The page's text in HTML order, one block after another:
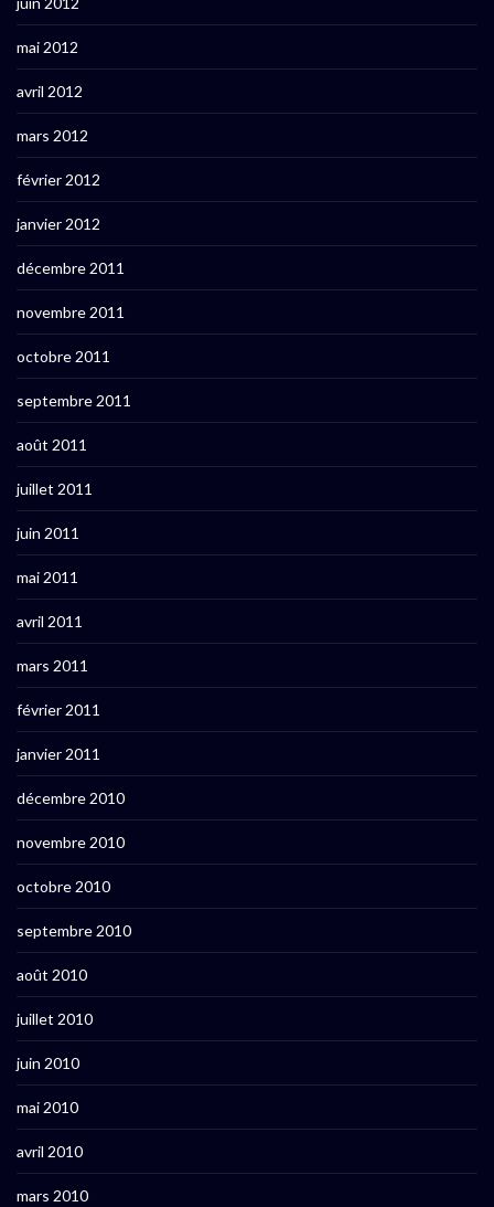
mai 2012
avril 2012
mars 2012
février 2012
janvier 2012
décembre 2011
novembre 2011
octobre 2011
septembre 2011
août 2011
juillet 2011
juin 2011
mai 2011
avril 2011
mars 2011
février 2011
janvier 2011
décembre 2010
novembre 2010
octobre 2010
septembre 2010
août 2010
juillet 2010
juin 2010
mai 2010
avril 2010
mars 2010